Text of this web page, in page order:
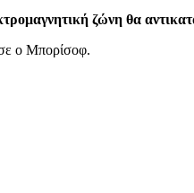
ζώνη θα
ο Μπορίσοφ.